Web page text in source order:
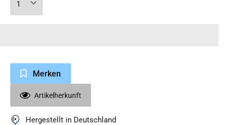
Merken
Artikelherkunft
Hergestellt in Deutschland